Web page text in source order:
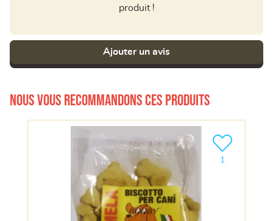
produit !
Ajouter un avis
Nous vous recommandons ces produits
1
Ajouter le